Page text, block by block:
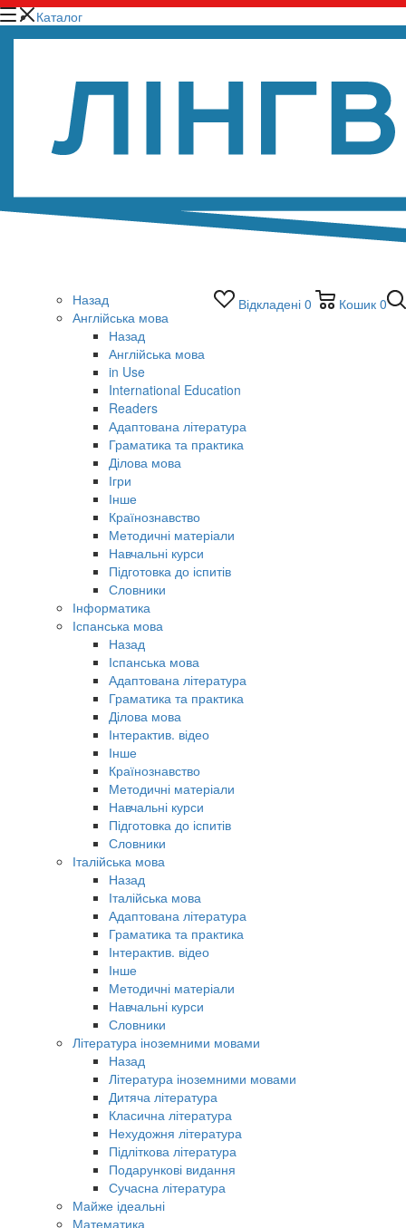
Відкладені 0 Кошик 0
Каталог
Назад
Англійська мова
Назад
Англійська мова
in Use
International Education
Readers
Адаптована література
Граматика та практика
Ділова мова
Ігри
Інше
Країнознавство
Методичні матеріали
Навчальні курси
Підготовка до іспитів
Словники
Інформатика
Іспанська мова
Назад
Іспанська мова
Адаптована література
Граматика та практика
Ділова мова
Інтерактив. відео
Інше
Країнознавство
Методичні матеріали
Навчальні курси
Підготовка до іспитів
Словники
Італійська мова
Назад
Італійська мова
Адаптована література
Граматика та практика
Інтерактив. відео
Інше
Методичні матеріали
Навчальні курси
Словники
Література іноземними мовами
Назад
Література іноземними мовами
Дитяча література
Класична література
Нехудожня література
Підліткова література
Подарункові видання
Сучасна література
Майже ідеальні
Математика